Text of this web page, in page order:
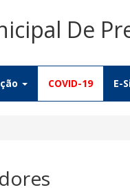
De
COVID-19 E-